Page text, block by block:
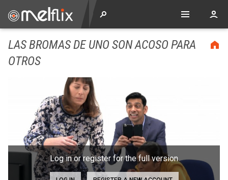
LAS BROMAS DE UNO SON ACOSO PARA
OTROS
Log in or register for the full version